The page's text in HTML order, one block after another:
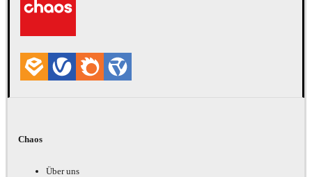
Chaos
Über uns